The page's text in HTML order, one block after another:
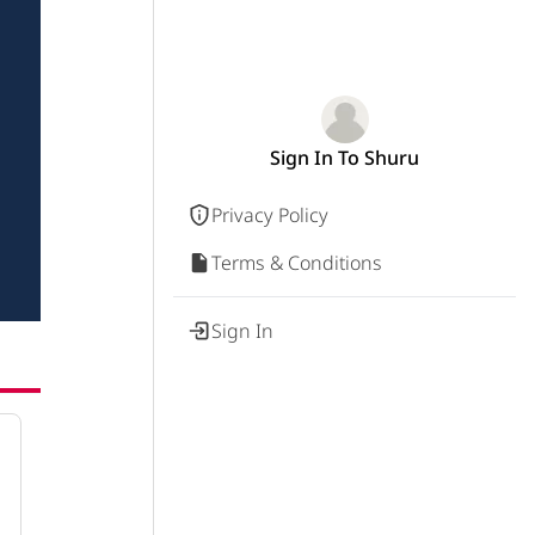
Sign In To Shuru
Privacy Policy
Terms & Conditions
Sign In